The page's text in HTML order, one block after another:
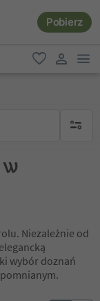
Pobierz
ulubione
brak
Niezależnie od
wybór doznań